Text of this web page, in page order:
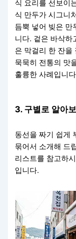
식 요리를 선보이
식 만두가 시그니
듬뿍 넣어 빚은 만
니다. 겉은 바삭하
은 막걸리 한 잔을
묵묵히 전통의 맛
훌륭한 사례입니
3. 구별로 알아
동선을 짜기 쉽게
묶어서 소개해 드
리스트를 참고하
입니다.